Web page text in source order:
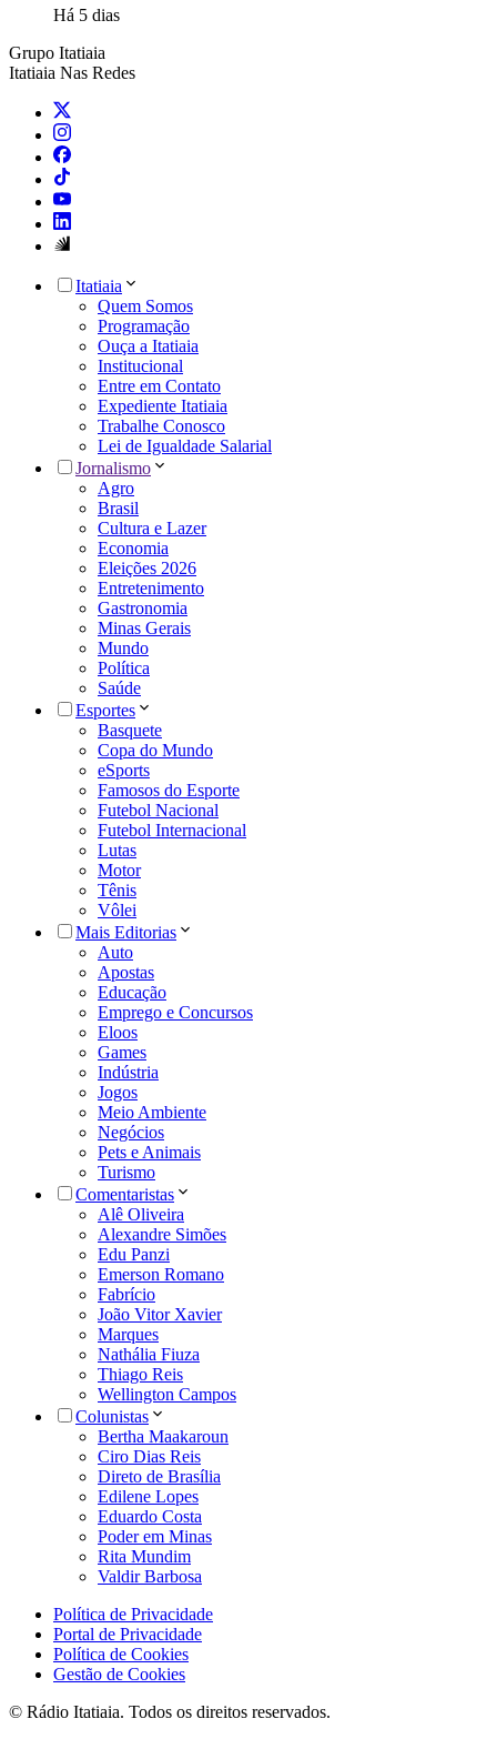
Há 5 dias
Grupo Itatiaia
Itatiaia Nas Redes
Itatiaia
Quem Somos
Programação
Ouça a Itatiaia
Institucional
Entre em Contato
Expediente Itatiaia
Trabalhe Conosco
Lei de Igualdade Salarial
Jornalismo
Agro
Brasil
Cultura e Lazer
Economia
Eleições 2026
Entretenimento
Gastronomia
Minas Gerais
Mundo
Política
Saúde
Esportes
Basquete
Copa do Mundo
eSports
Famosos do Esporte
Futebol Nacional
Futebol Internacional
Lutas
Motor
Tênis
Vôlei
Mais Editorias
Auto
Apostas
Educação
Emprego e Concursos
Eloos
Games
Indústria
Jogos
Meio Ambiente
Negócios
Pets e Animais
Turismo
Comentaristas
Alê Oliveira
Alexandre Simões
Edu Panzi
Emerson Romano
Fabrício
João Vitor Xavier
Marques
Nathália Fiuza
Thiago Reis
Wellington Campos
Colunistas
Bertha Maakaroun
Ciro Dias Reis
Direto de Brasília
Edilene Lopes
Eduardo Costa
Poder em Minas
Rita Mundim
Valdir Barbosa
Política de Privacidade
Portal de Privacidade
Política de Cookies
Gestão de Cookies
© Rádio Itatiaia. Todos os direitos reservados.